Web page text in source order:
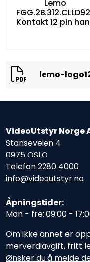
Lemo
Kontakt 12 pin
lemo-
VideoUtstyr Norge
Stanseveien 4
0975 OSLO
Telefon2280 4000
info@videoutstyr.no
Åpningstider:
Man - fre: 09:00 -
Om ikke annet er
merverdiavgift, fritt
Ønsker du å melde